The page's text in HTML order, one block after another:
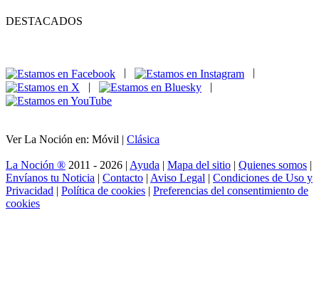
DESTACADOS
|
|
Ver La Noción en: Móvil | Clásica
La Noción ® 2011 - 2026 | Ayuda | Mapa del sitio | Quienes somos |
Envíanos tu Noticia | Contacto | Aviso Legal | Condiciones de Uso y
Privacidad | Política de cookies | Preferencias del consentimiento de
cookies